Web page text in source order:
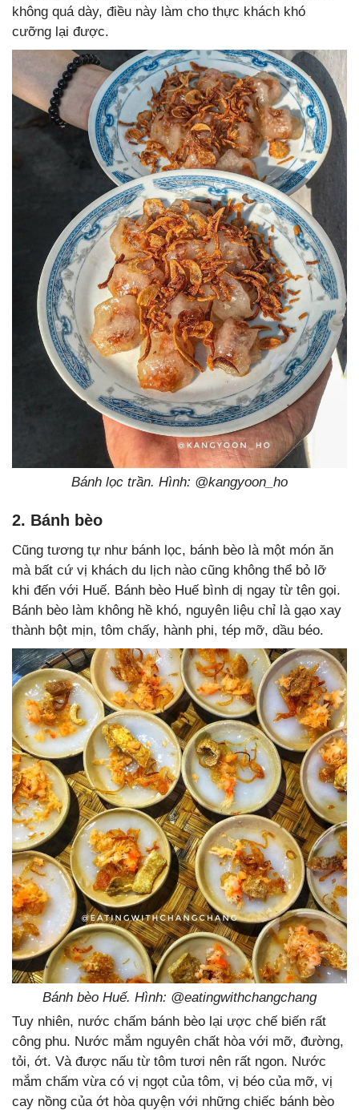
không quá dày, điều này làm cho thực khách khó
cưỡng lại được.
Bánh lọc trần. Hình: @kangyoon_ho
2. Bánh bèo
Cũng tương tự như bánh lọc, bánh bèo là một món ăn
mà bất cứ vị khách du lịch nào cũng không thể bỏ lỡ
khi đến với Huế. Bánh bèo Huế bình dị ngay từ tên gọi.
Bánh bèo làm không hề khó, nguyên liệu chỉ là gạo xay
thành bột mịn, tôm chấy, hành phi, tép mỡ, dầu béo.
Bánh bèo Huế. Hình: @eatingwithchangchang
Tuy nhiên, nước chấm bánh bèo lại ược chế biến rất
công phu. Nước mắm nguyên chất hòa với mỡ, đường,
tỏi, ớt. Và được nấu từ tôm tươi nên rất ngon. Nước
mắm chấm vừa có vị ngọt của tôm, vị béo của mỡ, vị
cay nồng của ớt hòa quyện với những chiếc bánh bèo